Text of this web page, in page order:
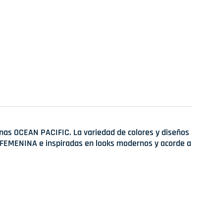
OCEAN PACIFIC. La variedad de colores y diseños
e inspiradas en looks modernos y acorde a